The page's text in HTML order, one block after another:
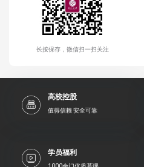
长按保存，微信扫一扫关注
高校控股
值得信赖 安全可靠
学员福利